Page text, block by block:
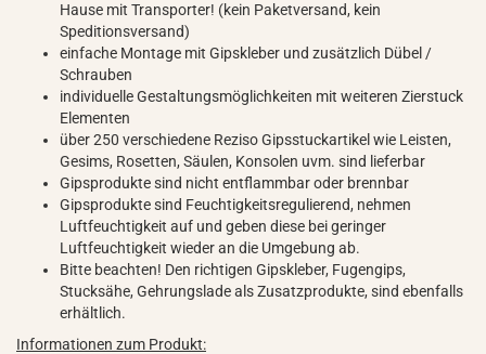
Hause mit Transporter! (kein Paketversand, kein
Speditionsversand)
einfache Montage mit Gipskleber und zusätzlich Dübel /
Schrauben
individuelle Gestaltungsmöglichkeiten mit weiteren Zierstuck
Elementen
über 250 verschiedene Reziso Gipsstuckartikel wie Leisten,
Gesims, Rosetten, Säulen, Konsolen uvm. sind lieferbar
Gipsprodukte sind nicht entflammbar oder brennbar
Gipsprodukte sind Feuchtigkeitsregulierend, nehmen
Luftfeuchtigkeit auf und geben diese bei geringer
Luftfeuchtigkeit wieder an die Umgebung ab.
Bitte beachten! Den richtigen Gipskleber, Fugengips,
Stucksähe, Gehrungslade als Zusatzprodukte, sind ebenfalls
erhältlich.
Informationen zum Produkt: